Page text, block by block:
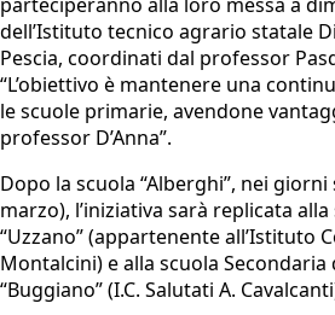
dell’Istituto tecnico agrario statale
Pescia, coordinati dal professor
“L’obiettivo è mantenere una
le scuole primarie, avendone
professor D’Anna”.
Dopo la scuola “Alberghi”, nei giorni
marzo), l’iniziativa sarà replicata
“Uzzano” (appartenente all’Istituto
Montalcini) e alla scuola Secondaria
“Buggiano” (I.C. Salutati A.